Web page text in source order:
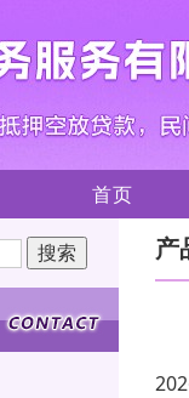
首页
产